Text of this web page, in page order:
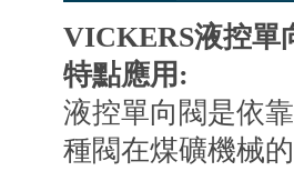
VICKERS液控單
特點應用:
液控單向閥是依靠
種閥在煤礦機械